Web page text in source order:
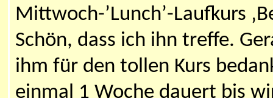
Mittwoch-’Lunch’-Laufkurs
Schön, dass ich ihn treffe.
ihm für den tollen Kurs
einmal 1 Woche dauert bis